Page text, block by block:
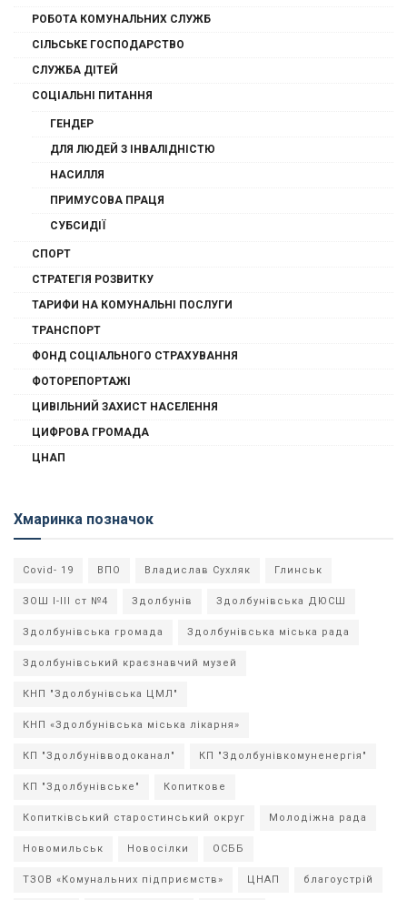
РОБОТА КОМУНАЛЬНИХ СЛУЖБ
СІЛЬСЬКЕ ГОСПОДАРСТВО
СЛУЖБА ДІТЕЙ
СОЦІАЛЬНІ ПИТАННЯ
ГЕНДЕР
ДЛЯ ЛЮДЕЙ З ІНВАЛІДНІСТЮ
НАСИЛЛЯ
ПРИМУСОВА ПРАЦЯ
СУБСИДІЇ
СПОРТ
СТРАТЕГІЯ РОЗВИТКУ
ТАРИФИ НА КОМУНАЛЬНІ ПОСЛУГИ
ТРАНСПОРТ
ФОНД СОЦІАЛЬНОГО СТРАХУВАННЯ
ФОТОРЕПОРТАЖІ
ЦИВІЛЬНИЙ ЗАХИСТ НАСЕЛЕННЯ
ЦИФРОВА ГРОМАДА
ЦНАП
Хмаринка позначок
Covid- 19 ВПО Владислав Сухляк Глинськ
ЗОШ І-ІІІ ст №4 Здолбунів Здолбунівська ДЮСШ
Здолбунівська громада Здолбунівська міська рада
Здолбунівський краєзнавчий музей
КНП "Здолбунівська ЦМЛ"
КНП «Здолбунівська міська лікарня»
КП "Здолбунівводоканал" КП "Здолбунівкомуненергія"
КП "Здолбунівське" Копиткове
Копитківський старостинський округ Молодіжна рада
Новомильськ Новосілки ОСББ
ТЗОВ «Комунальних підприємств» ЦНАП благоустрій